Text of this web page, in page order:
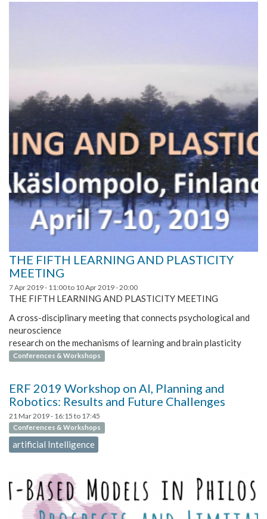
THE FIFTH LEARNING AND PLASTICITY
MEETING
7 Apr 2019 - 11:00to 10 Apr 2019 - 20:00
THE FIFTH LEARNING AND PLASTICITY MEETING
A cross-disciplinary meeting that connects psychological and
neuroscience
research on the mechanisms of learning and brain plasticity
Conferences & Workshops
ERF 2019 Workshop on AI, Planning and
Robotics: Results and Future Challenges
21 Mar 2019 - 16:15 to 17:45
Conferences & Workshops
artificial Intelligence